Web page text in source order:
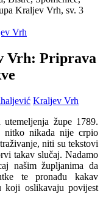
Vrh
Vrh: Priprava
Kraljev Vrh
župe 1789.
nitko nikada nije crpio
niti su tekstovi
takav slučaj. Nadamo
našim župljanima da
te pronađu kakav
koji oslikavaju povijest